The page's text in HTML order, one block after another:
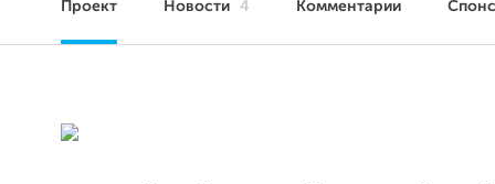
Проект Новости 4 Комментарии